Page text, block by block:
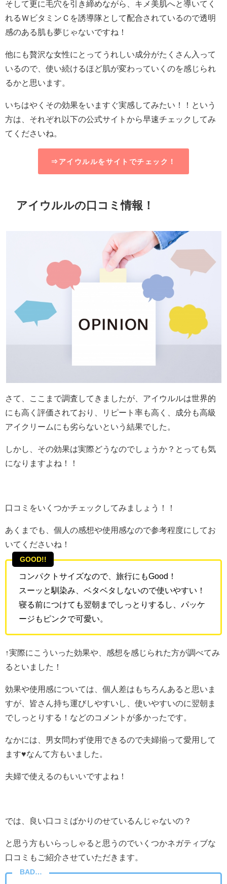
そして更に毛穴を引き締めながら、キメ美肌へと導いてく
れるＷビタミンＣを誘導隊として配合されているので透明
感のある肌も夢じゃないですね！
他にも贅沢な女性にとってうれしい成分がたくさん入って
いるので、使い続けるほど肌が変わっていくのを感じられ
るかと思います。
いちはやくその効果をいますぐ実感してみたい！！
という
方は、それぞれ以下の公式サイトから早速チェックしてみ
てくださいね。
⇒アイウルルをサイトでチェック！
アイウルルの口コミ情報！
さて、ここまで調査してきましたが、アイウルルは世界的
にも高く評価されており、リピート率も高く、成分も高級
アイクリームにも劣らないという結果でした。
しかし、その効果は実際どうなのでしょうか？とっても気
になりますよね！！
口コミをいくつかチェックしてみましょう！！
あくまでも、個人の感想や使用感なので参考程度にしてお
いてくださいね！
GOOD!!
コンパクトサイズなので、旅行にもGood！
スーッと馴染み、ベタベタしないので使いやすい！
寝る前につけても翌朝までしっとりするし、パッケ
ージもピンクで可愛い。
↑実際にこういった効果や、感想を感じられた方が調べてみ
るといました！
効果や使用感については、個人差はもちろんあると思いま
すが、皆さん持ち運びしやすいし、使いやすいのに翌朝ま
でしっとりする！などのコメントが多かったです。
なかには、男女問わず使用できるので夫婦揃って愛用して
ます♥なんて方もいました。
夫婦で使えるのもいいですよね！
では、良い口コミばかりのせているんじゃないの？
と思う方もいらっしゃると思うのでいくつかネガティブな
口コミもご紹介させていただきます。
BAD…